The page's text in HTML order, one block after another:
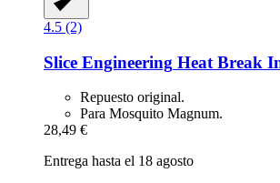
4.5 (2)
Slice Engineering Heat Break
Repuesto original.
Para Mosquito Magnum.
28,49 €
Entrega hasta el 18 agosto